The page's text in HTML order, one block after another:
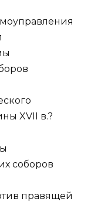
XVII в.?
соборов
правящей